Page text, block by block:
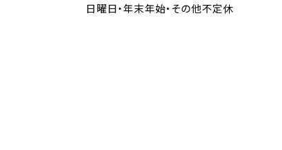
日曜日・年末年始・その他不定休